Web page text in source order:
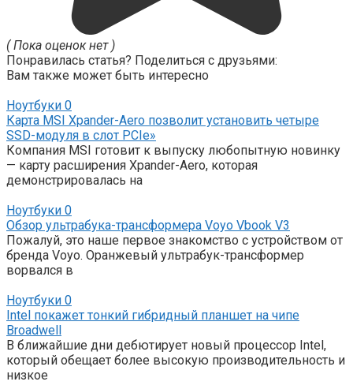
( Пока оценок нет )
Понравилась статья? Поделиться с друзьями:
Вам также может быть интересно
Ноутбуки 0
Карта MSI Xpander-Aero позволит установить четыре
SSD-модуля в слот PCIe»
Компания MSI готовит к выпуску любопытную новинку
— карту расширения Xpander-Aero, которая
демонстрировалась на
Ноутбуки 0
Обзор ультрабука-трансформера Voyo Vbook V3
Пожалуй, это наше первое знакомство с устройством от
бренда Voyo. Оранжевый ультрабук-трансформер
ворвался в
Ноутбуки 0
Intel покажет тонкий гибридный планшет на чипе
Broadwell
В ближайшие дни дебютирует новый процессор Intel,
который обещает более высокую производительность и
низкое